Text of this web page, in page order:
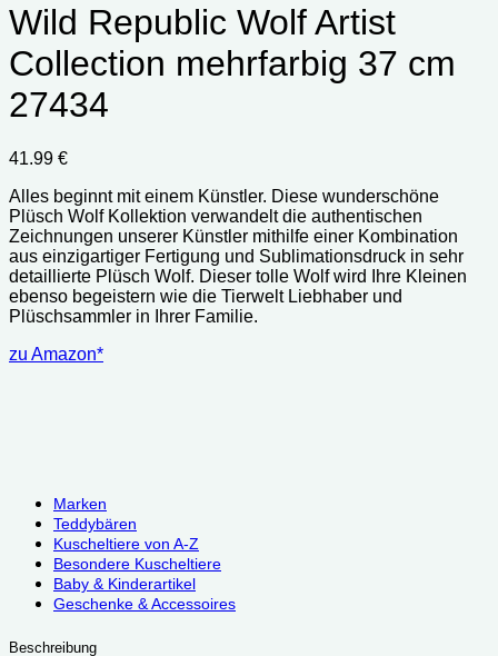
Wild Republic Wolf Artist
Collection mehrfarbig 37 cm
27434
41.99 €
Alles beginnt mit einem Künstler. Diese wunderschöne
Plüsch Wolf Kollektion verwandelt die authentischen
Zeichnungen unserer Künstler mithilfe einer Kombination
aus einzigartiger Fertigung und Sublimationsdruck in sehr
detaillierte Plüsch Wolf. Dieser tolle Wolf wird Ihre Kleinen
ebenso begeistern wie die Tierwelt Liebhaber und
Plüschsammler in Ihrer Familie.
zu Amazon*
Marken
Teddybären
Kuscheltiere von A-Z
Besondere Kuscheltiere
Baby & Kinderartikel
Geschenke & Accessoires
Beschreibung